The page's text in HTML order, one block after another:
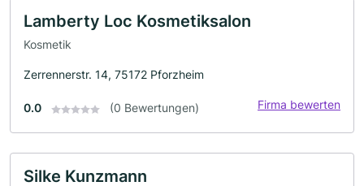
Lamberty Loc Kosmetiksalon
Kosmetik
Zerrennerstr. 14, 75172 Pforzheim
0.0 (0 Bewertungen) Firma bewerten
Silke Kunzmann